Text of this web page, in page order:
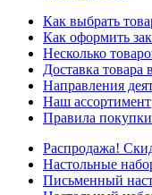
Как выбрать
Как оформить
Несколько
Доставка товара
Направления
Наш ассортимент
Правила
Распродажа!
Настольные
Письменный